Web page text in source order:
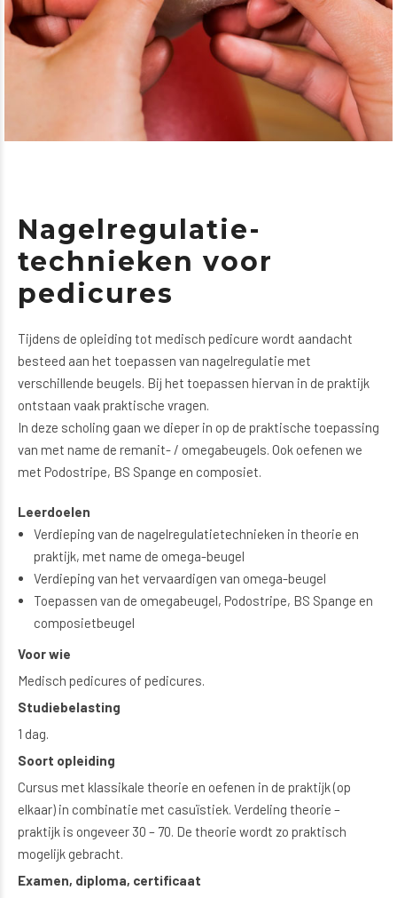
Nagel­regulatie­
technieken voor
pedicures
Tijdens de opleiding tot medisch pedicure wordt aandacht
besteed aan het toepassen van nagelregulatie met
verschillende beugels. Bij het toepassen hiervan in de praktijk
ontstaan vaak praktische vragen.
In deze scholing gaan we dieper in op de praktische toepassing
van met name de remanit- / omegabeugels. Ook oefenen we
met Podostripe, BS Spange en composiet.
Leerdoelen
Verdieping van de nagelregulatietechnieken in theorie en
praktijk, met name de omega-beugel
Verdieping van het vervaardigen van omega-beugel
Toepassen van de omegabeugel, Podostripe, BS Spange en
composietbeugel
Voor wie
Medisch pedicures of pedicures.
Studiebelasting
1 dag.
Soort opleiding
Cursus met klassikale theorie en oefenen in de praktijk (op
elkaar) in combinatie met casuïstiek. Verdeling theorie –
praktijk is ongeveer 30 – 70. De theorie wordt zo praktisch
mogelijk gebracht.
Examen, diploma, certificaat